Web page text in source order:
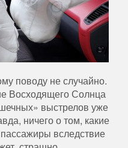
поводу не случайно.
Восходящего Солнца
выстрелов уже
ничего о том, какие
вследствие